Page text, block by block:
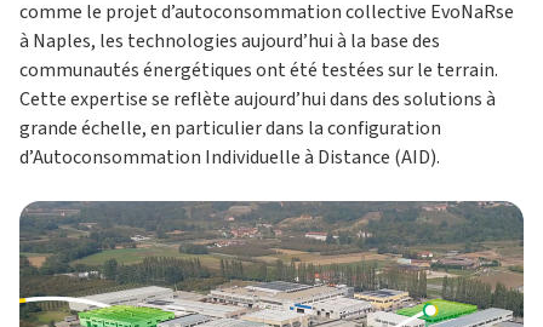
comme le projet d’autoconsommation collective EvoNaRse
à Naples, les technologies aujourd’hui à la base des
communautés énergétiques ont été testées sur le terrain.
Cette expertise se reflète aujourd’hui dans des solutions à
grande échelle, en particulier dans la configuration
d’Autoconsommation Individuelle à Distance (AID).